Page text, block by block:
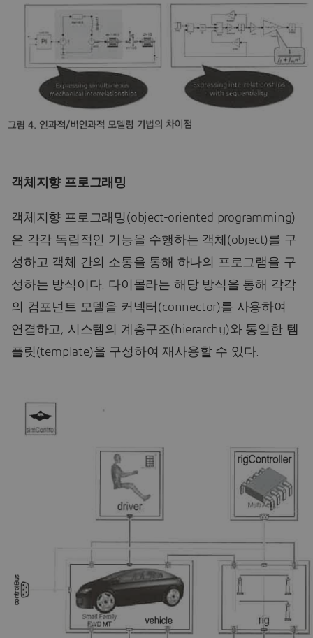
객체지향 프로그래밍
객체지향 프로그래밍(object-oriented programming)
은 각각 독립적인 기능을 수행하는 객체(object)를 구
성하고 객체 간의 소통을 통해 하나의 프로그램을 구
성하는 방식이다. 다이몰라는 해당 방식을 통해 각각
의 컴포넌트 모델을 커넥터(connector)를 사용하여
연결하고, 시스템의 계층구조(hierarchy)와 통일한 템
플릿(template)을 구성하여 재사용할 수 있다.